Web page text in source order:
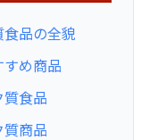
品の全貌
め商品
質食品
質商品